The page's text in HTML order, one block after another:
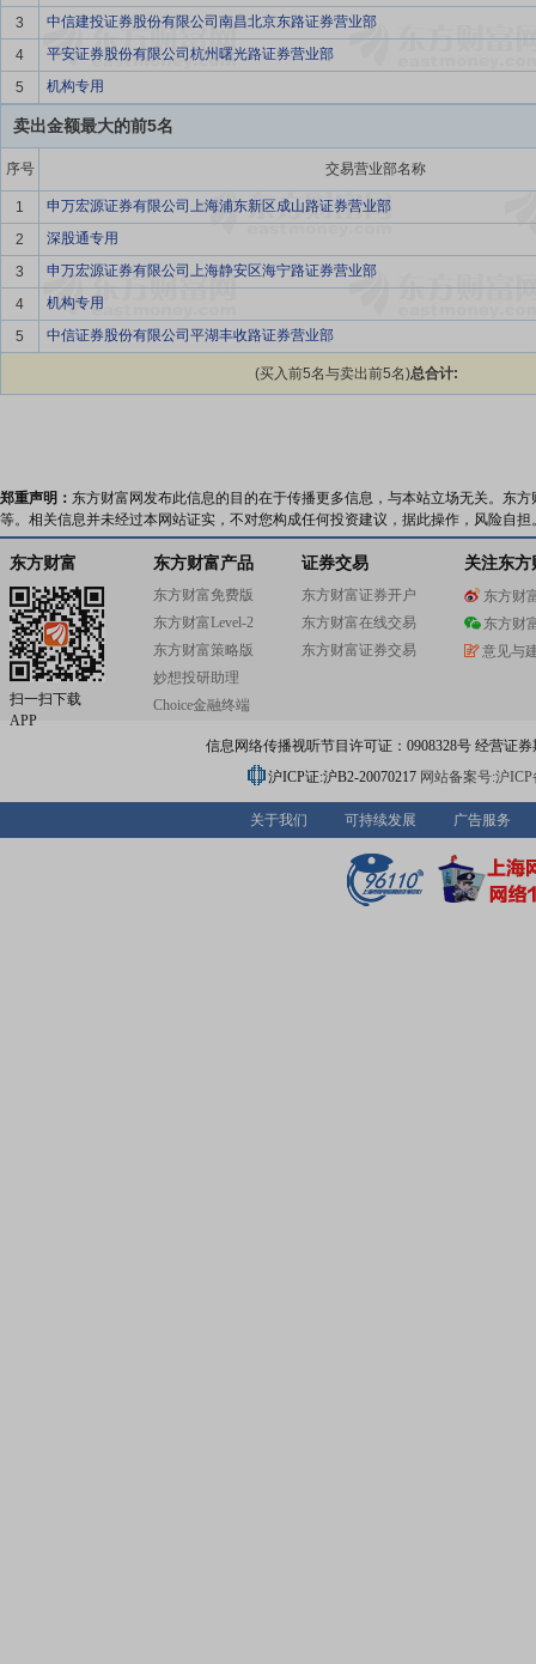
3
中信建投证券股份有限公司南昌北京东路证券营业部
4
平安证券股份有限公司杭州曙光路证券营业部
5
机构专用
卖出金额最大的前5名
序号 交易营业部名称
1
申万宏源证券有限公司上海浦东新区成山路证券营业部
2
深股通专用
3
申万宏源证券有限公司上海静安区海宁路证券营业部
4
机构专用
5
中信证券股份有限公司平湖丰收路证券营业部
(买入前5名与卖出前5名)总合计:
郑重声明： 东方财富网发布此信息的目的在于传播更多信息，与本站立场无关。东
等。相关信息并未经过本网站证实，不对您构成任何投资建议，据此操作，风险自担